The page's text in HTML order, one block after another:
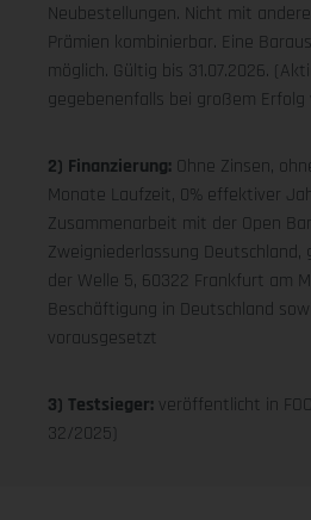
Neubestellungen. Nicht mit
Prämien kombinierbar. Eine
möglich. Gültig bis 31.07.2026.
gegebenenfalls bei großem
2) Finanzierung: Ohne Zinsen,
Monate Laufzeit, 0% effektiver
Zusammenarbeit mit der Open
Zweigniederlassung Deutschland,
der Welle 5, 60322 Frankfurt am
Beschäftigung in Deutschland
vorausgesetzt
3) Testsieger: veröffentlicht in
32/2025)